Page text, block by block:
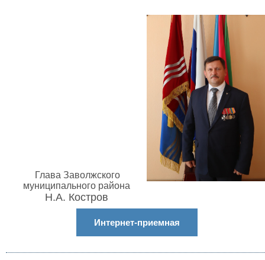
Глава Заволжского
муниципального района
Н.А. Костров
Интернет-приемная